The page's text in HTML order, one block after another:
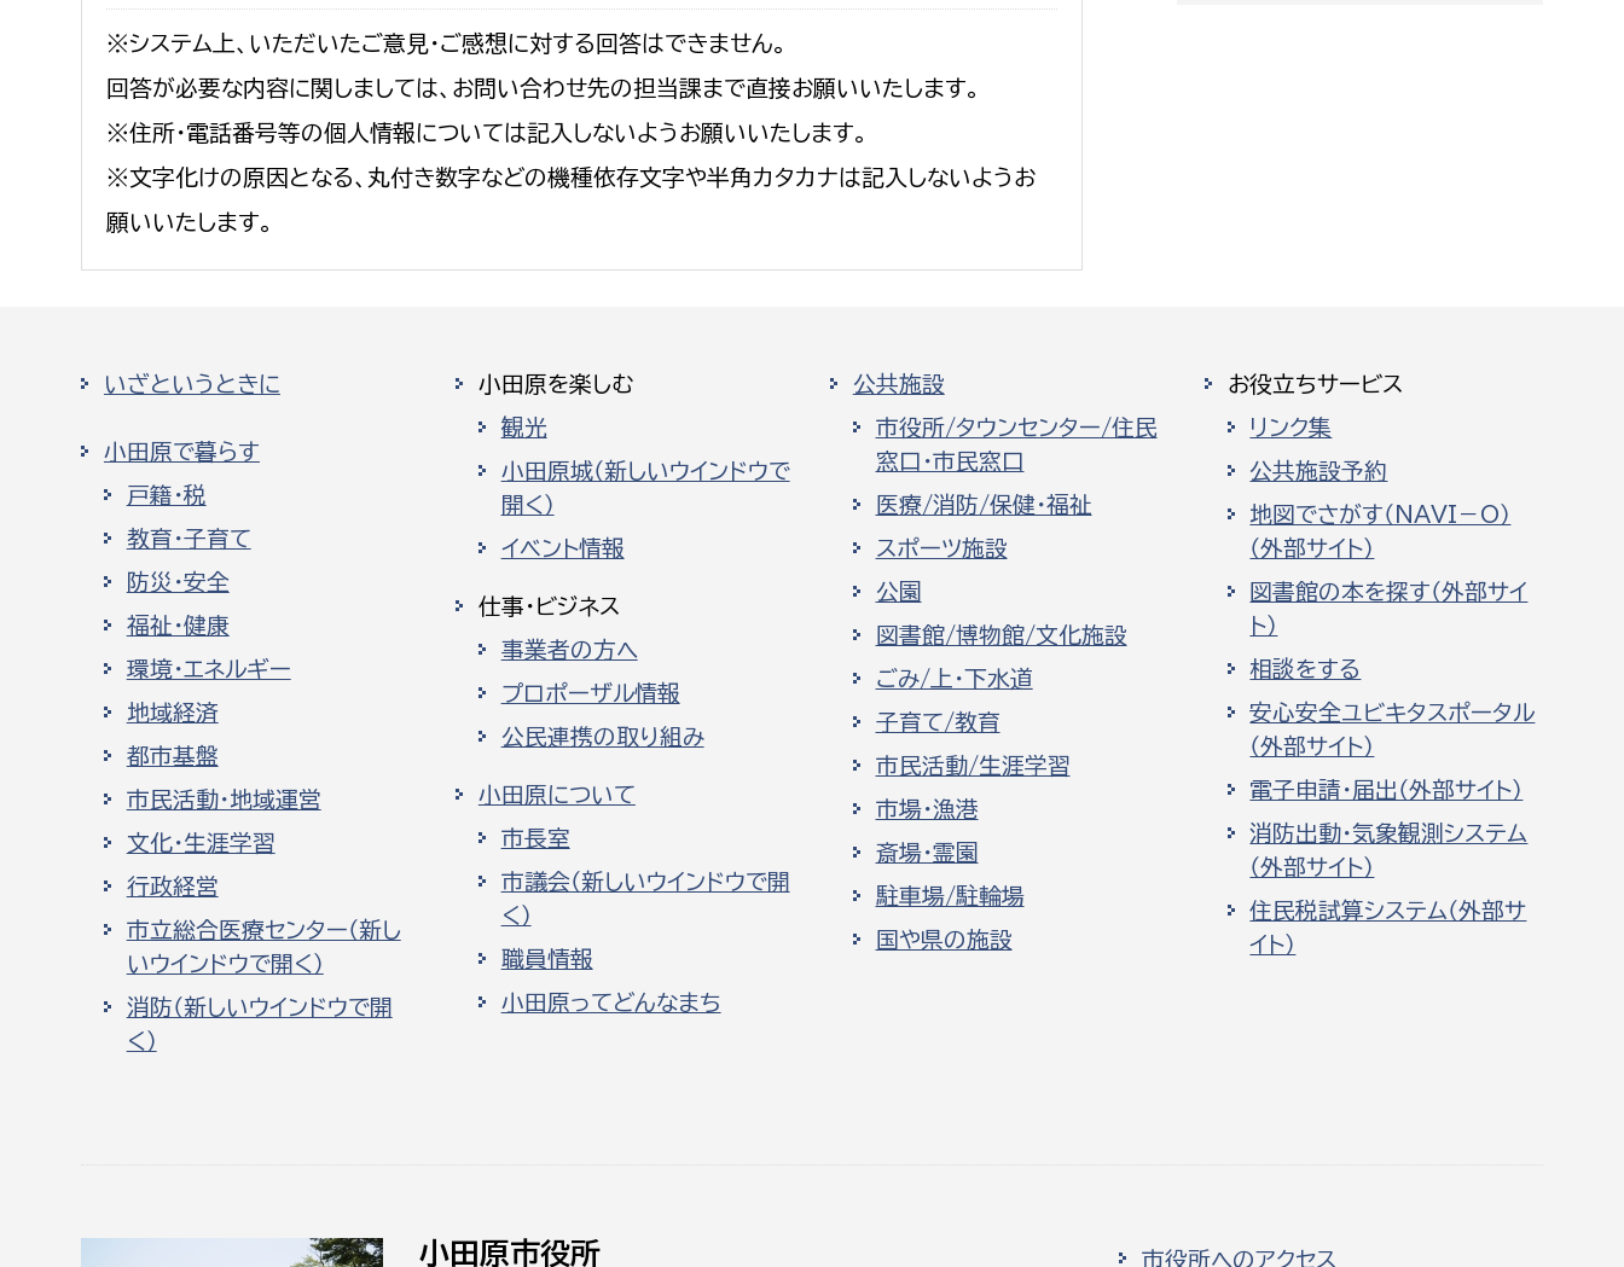
※システム上、いただいたご意見・ご感想に対する回答はできません。
回答が必要な内容に関しましては、お問い合わせ先の担当課まで直接お願いいたします。
※住所・電話番号等の個人情報については記入しないようお願いいたします。
※文字化けの原因となる、丸付き数字などの機種依存文字や半角カタカナは記入しないようお
願いいたします。
いざというときに
小田原で暮らす
戸籍・税
教育・子育て
防災・安全
福祉・健康
環境・エネルギー
地域経済
都市基盤
市民活動・地域運営
文化・生涯学習
行政経営
市立総合医療センター（新し
いウインドウで開く）
消防（新しいウインドウで開
く）
小田原を楽しむ
観光
小田原城（新しいウインドウで
開く）
イベント情報
仕事・ビジネス
事業者の方へ
プロポーザル情報
公民連携の取り組み
小田原について
市長室
市議会（新しいウインドウで開
く）
職員情報
小田原ってどんなまち
公共施設
市役所/タウンセンター/住民
窓口・市民窓口
医療/消防/保健・福祉
スポーツ施設
公園
図書館/博物館/文化施設
ごみ/上・下水道
子育て/教育
市民活動/生涯学習
市場・漁港
斎場・霊園
駐車場/駐輪場
国や県の施設
お役立ちサービス
リンク集
公共施設予約
地図でさがす（NAVI－O）
（外部サイト）
図書館の本を探す（外部サイ
ト）
相談をする
安心安全ユビキタスポータル
（外部サイト）
電子申請・届出（外部サイト）
消防出動・気象観測システム
（外部サイト）
住民税試算システム（外部サ
イト）
小田原市役所 市役所へのアクセス